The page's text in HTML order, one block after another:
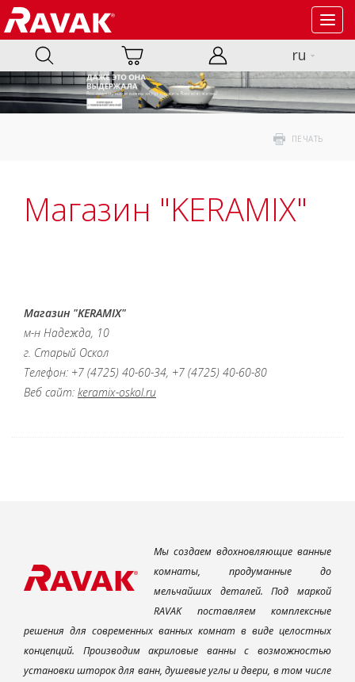
ru
ПЕЧАТЬ
Магазин "KERAMIX"
Магазин "KERAMIX"
м-н Надежда, 10
г. Старый Оскол
Телефон: +7 (4725) 40-60-34, +7 (4725) 40-60-80
Веб сайт: keramix-oskol.ru
Мы создаем вдохновляющие ванные
комнаты, продуманные до
мельчайших деталей. Под маркой
RAVAK поставляем комплексные
решения для современных ванных комнат в виде целостных
концепций. Производим акриловые ванны с возможностью
установки шторок для ванн, душевые углы и двери, в том числе